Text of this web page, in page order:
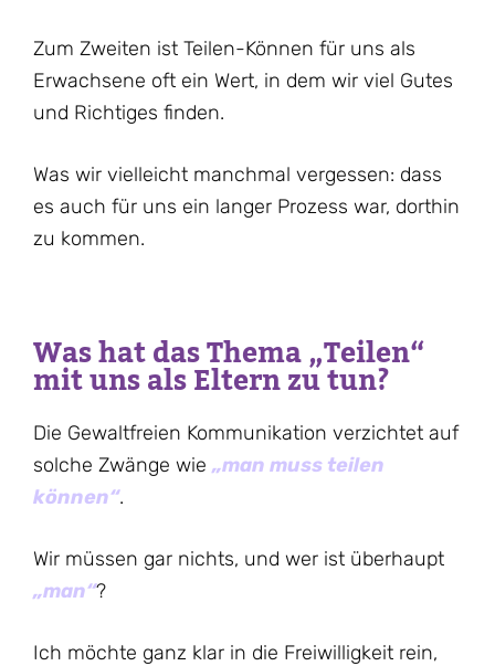
Zum Zweiten ist Teilen-Können für uns als
Erwachsene oft ein Wert, in dem wir viel Gutes
und Richtiges finden.
Was wir vielleicht manchmal vergessen: dass
es auch für uns ein langer Prozess war, dorthin
zu kommen.
Was hat das Thema „Teilen“
mit uns als Eltern zu tun?
Die Gewaltfreien Kommunikation verzichtet auf
solche Zwänge wie „man muss teilen
können“.
Wir müssen gar nichts, und wer ist überhaupt
„man“?
Ich möchte ganz klar in die Freiwilligkeit rein,